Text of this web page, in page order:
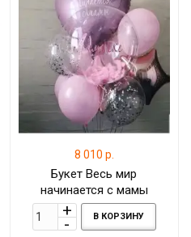
8 010 р.
Букет Весь мир
начинается с мамы
В КОРЗИНУ